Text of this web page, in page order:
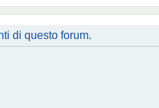
di questo forum.